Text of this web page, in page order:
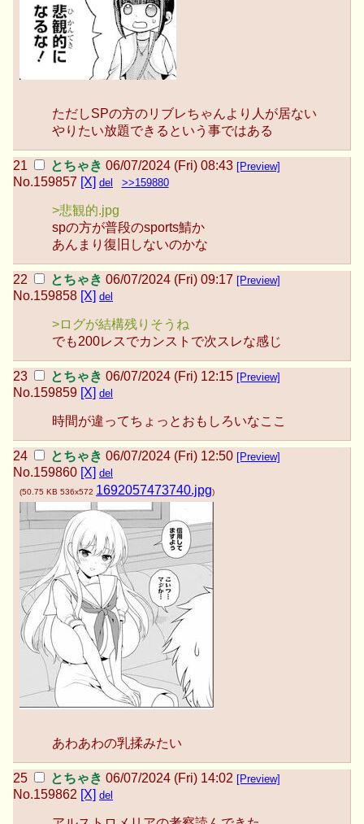
ただしSPの方のリブレちゃんより人が居ない
やりたい放題できるという事ではある
とちゃき 06/07/2024 (Fri) 08:43 [Preview]
No.159857 [X] del >>159880
>悲観的.jpg
spの方が普段のsports鯖か
あんまり復旧しないのかな
とちゃき 06/07/2024 (Fri) 09:17 [Preview]
No.159858 [X] del
>ログが結構残りそうね
でも200レスでカンストで次スレな感じ
とちゃき 06/07/2024 (Fri) 12:15 [Preview]
No.159859 [X] del
時間が違ってちょっとおもしろいなここ
とちゃき 06/07/2024 (Fri) 12:50 [Preview]
No.159860 [X] del
(50.75 KB 536x572 1692057473740.jpg)
あわあわの乳揉みたい
とちゃき 06/07/2024 (Fri) 14:02 [Preview]
No.159862 [X] del